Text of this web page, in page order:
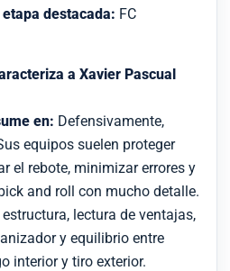
destacada: FC
a Xavier Pascual
en: Defensivamente,
equipos suelen proteger
el rebote, minimizar errores y
and roll con mucho detalle.
lectura de ventajas,
y equilibrio entre
interior y tiro exterior.